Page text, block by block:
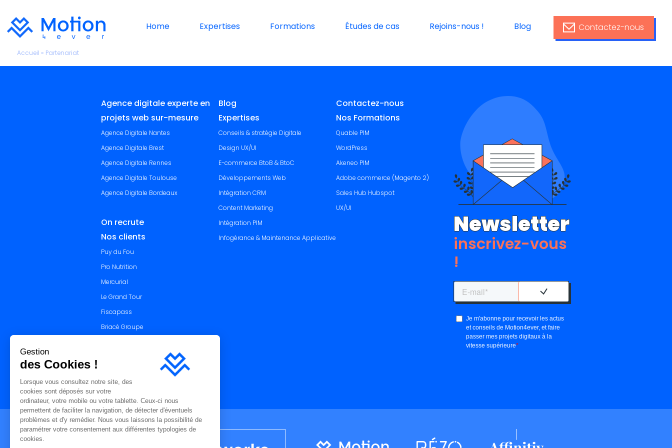
Home Expertises Formations Études de cas Rejoins-nous ! Blog Contactez-nous
Accueil » Partenariat
Agence digitale experte en
projets web sur-mesure
Agence Digitale Nantes
Agence Digitale Brest
Agence Digitale Rennes
Agence Digitale Toulouse
Agence Digitale Bordeaux
On recrute
Nos clients
Puy du Fou
Pro Nutrition
Mercurial
Le Grand Tour
Fiscapass
Briacé Groupe
Blog
Expertises
Conseils & stratégie Digitale
Design UX/UI
E-commerce BtoB & BtoC
Développements Web
Intégration CRM
Content Marketing
Intégration PIM
Infogérance & Maintenance Applicative
Contactez-nous
Nos Formations
Quable PIM
WordPress
Akeneo PIM
Adobe commerce (Magento 2)
Sales Hub Hubspot
UX/UI
Newsletter
inscrivez-vous
!
Gestion
des Cookies !
Lorsque vous consultez notre site, des
cookies sont déposés sur votre
ordinateur, votre mobile ou votre tablette. Ceux-ci nous
permettent de faciliter la navigation, de détecter d'éventuels
problèmes et d'y remédier. Nous vous laissons la possibilité de
paramétrer votre consentement aux différentes typologies de
cookies.